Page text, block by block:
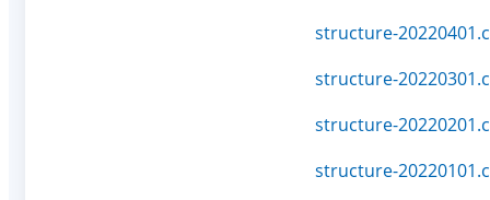
structure-
structure-
structure-
structure-